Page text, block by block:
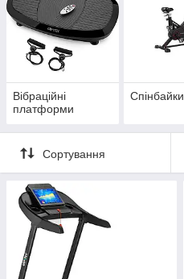
Вібраційні
платформи
Спінбайки
Сортування